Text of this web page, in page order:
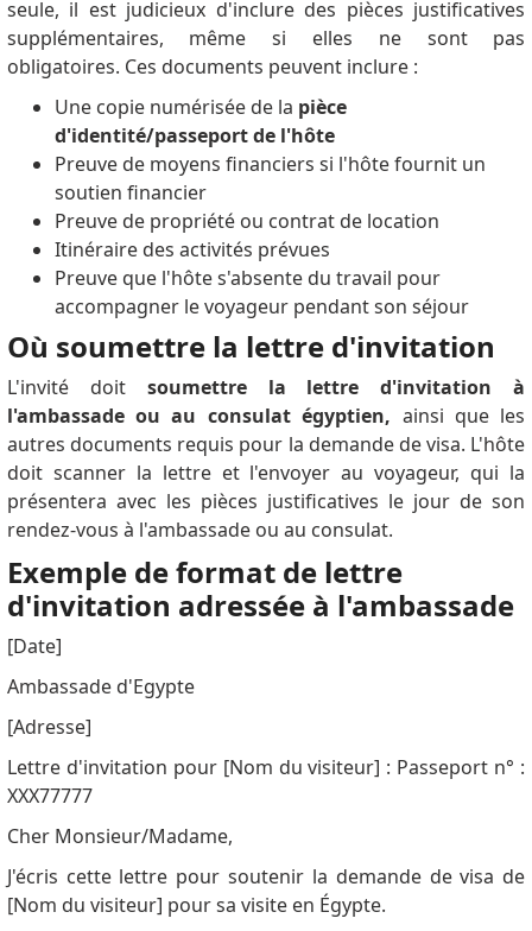
seule, il est judicieux d'inclure des pièces justificatives
supplémentaires, même si elles ne sont pas
obligatoires. Ces documents peuvent inclure :
Une copie numérisée de la pièce
d'identité/passeport de l'hôte
Preuve de moyens financiers si l'hôte fournit un
soutien financier
Preuve de propriété ou contrat de location
Itinéraire des activités prévues
Preuve que l'hôte s'absente du travail pour
accompagner le voyageur pendant son séjour
Où soumettre la lettre d'invitation
L'invité doit soumettre la lettre d'invitation à
l'ambassade ou au consulat égyptien, ainsi que les
autres documents requis pour la demande de visa. L'hôte
doit scanner la lettre et l'envoyer au voyageur, qui la
présentera avec les pièces justificatives le jour de son
rendez-vous à l'ambassade ou au consulat.
Exemple de format de lettre
d'invitation adressée à l'ambassade
[Date]
Ambassade d'Egypte
[Adresse]
Lettre d'invitation pour [Nom du visiteur] : Passeport n° :
XXX77777
Cher Monsieur/Madame,
J'écris cette lettre pour soutenir la demande de visa de
[Nom du visiteur] pour sa visite en Égypte.